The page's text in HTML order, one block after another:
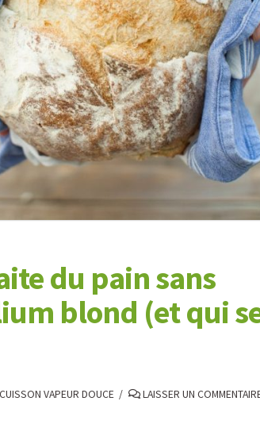
du pain sans
blond (et qui
VAPEUR DOUCE LAISSER UN